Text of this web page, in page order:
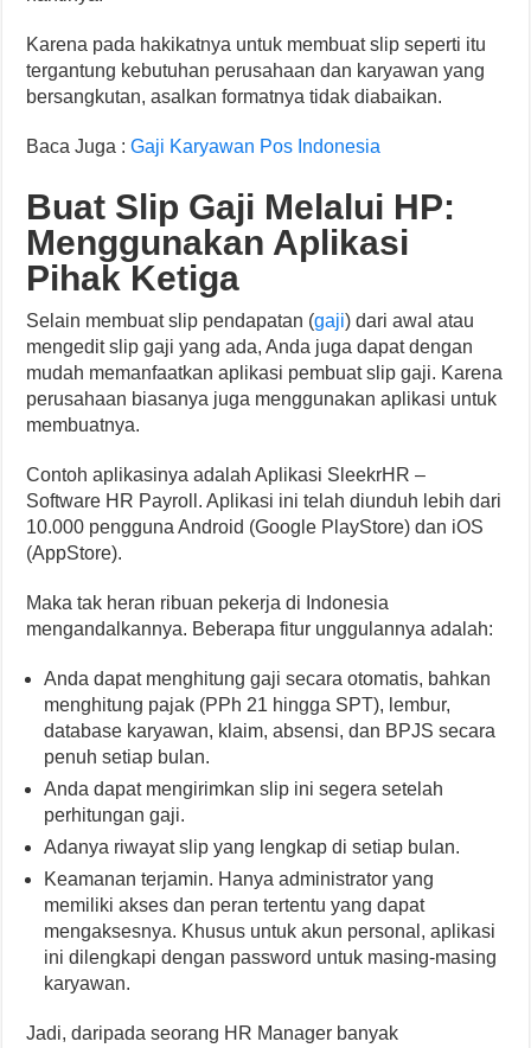
Karena pada hakikatnya untuk membuat slip seperti itu
tergantung kebutuhan perusahaan dan karyawan yang
bersangkutan, asalkan formatnya tidak diabaikan.
Baca Juga :Gaji Karyawan Pos Indonesia
Buat Slip Gaji Melalui HP:
Menggunakan Aplikasi
Pihak Ketiga
Selain membuat slip pendapatan (gaji) dari awal atau
mengedit slip gaji yang ada, Anda juga dapat dengan
mudah memanfaatkan aplikasi pembuat slip gaji. Karena
perusahaan biasanya juga menggunakan aplikasi untuk
membuatnya.
Contoh aplikasinya adalah Aplikasi SleekrHR –
Software HR Payroll. Aplikasi ini telah diunduh lebih dari
10.000 pengguna Android (Google PlayStore) dan iOS
(AppStore).
Maka tak heran ribuan pekerja di Indonesia
mengandalkannya. Beberapa fitur unggulannya adalah:
Anda dapat menghitung gaji secara otomatis, bahkan
menghitung pajak (PPh 21 hingga SPT), lembur,
database karyawan, klaim, absensi, dan BPJS secara
penuh setiap bulan.
Anda dapat mengirimkan slip ini segera setelah
perhitungan gaji.
Adanya riwayat slip yang lengkap di setiap bulan.
Keamanan terjamin. Hanya administrator yang
memiliki akses dan peran tertentu yang dapat
mengaksesnya. Khusus untuk akun personal, aplikasi
ini dilengkapi dengan password untuk masing-masing
karyawan.
Jadi, daripada seorang HR Manager banyak